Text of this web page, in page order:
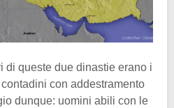
di queste due dinastie erano i
con addestramento
dunque: uomini abili con le